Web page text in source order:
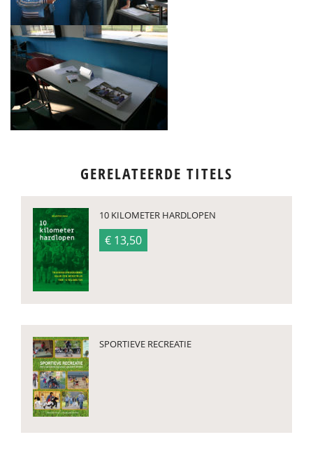
GERELATEERDE TITELS
10 KILOMETER HARDLOPEN
€ 13,50
SPORTIEVE RECREATIE